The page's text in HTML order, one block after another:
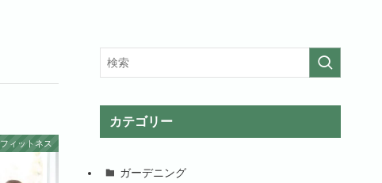
フィットネス
カテゴリー
ガーデニング